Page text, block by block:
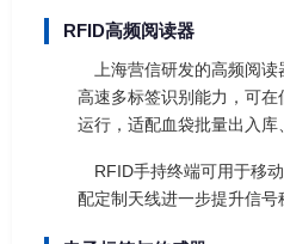
RFID高频阅读器
上海营信研发的高频阅
高速多标签识别能力，可
运行，适配血袋批量出入库
RFID手持终端可用于移
配定制天线进一步提升信号